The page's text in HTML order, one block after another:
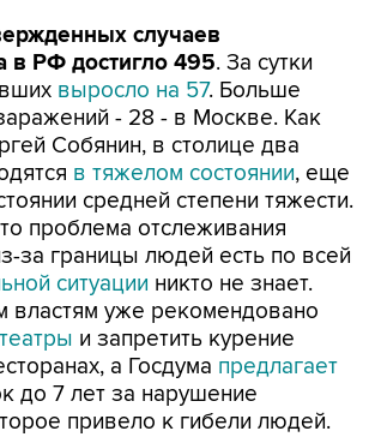
случаев
в РФ достигло 495. За сутки
выросло на 57. Больше
- 28 - в Москве. Как
Собянин, в столице два
в тяжелом состоянии, еще
средней степени тяжести.
проблема отслеживания
за границы людей есть по всей
ситуации никто не знает.
властям уже рекомендовано
и запретить курение
а Госдума предлагает
до 7 лет за нарушение
привело к гибели людей.